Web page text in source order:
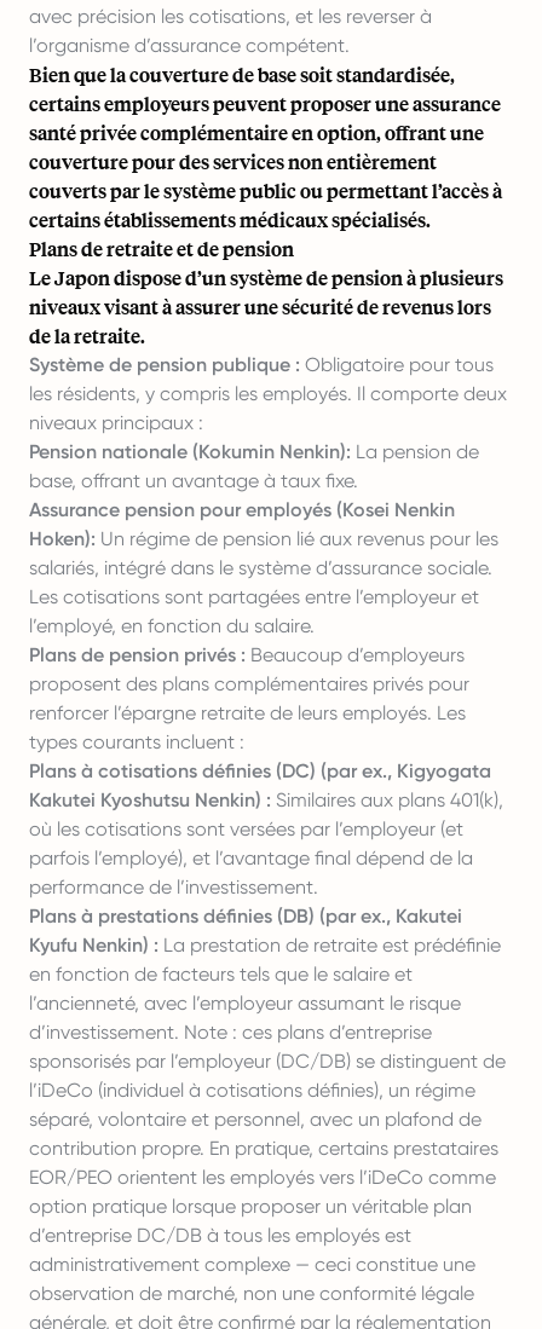
avec précision les cotisations, et les reverser à
l’organisme d’assurance compétent.
Bien que la couverture de base soit standardisée,
certains employeurs peuvent proposer une assurance
santé privée complémentaire en option, offrant une
couverture pour des services non entièrement
couverts par le système public ou permettant l’accès à
certains établissements médicaux spécialisés.
Plans de retraite et de pension
Le Japon dispose d’un système de pension à plusieurs
niveaux visant à assurer une sécurité de revenus lors
de la retraite.
Système de pension publique : Obligatoire pour tous
les résidents, y compris les employés. Il comporte deux
niveaux principaux :
Pension nationale (Kokumin Nenkin): La pension de
base, offrant un avantage à taux fixe.
Assurance pension pour employés (Kosei Nenkin
Hoken): Un régime de pension lié aux revenus pour les
salariés, intégré dans le système d’assurance sociale.
Les cotisations sont partagées entre l’employeur et
l’employé, en fonction du salaire.
Plans de pension privés : Beaucoup d’employeurs
proposent des plans complémentaires privés pour
renforcer l’épargne retraite de leurs employés. Les
types courants incluent :
Plans à cotisations définies (DC) (par ex., Kigyogata
Kakutei Kyoshutsu Nenkin) : Similaires aux plans 401(k),
où les cotisations sont versées par l’employeur (et
parfois l’employé), et l’avantage final dépend de la
performance de l’investissement.
Plans à prestations définies (DB) (par ex., Kakutei
Kyufu Nenkin) : La prestation de retraite est prédéfinie
en fonction de facteurs tels que le salaire et
l’ancienneté, avec l’employeur assumant le risque
d’investissement. Note : ces plans d’entreprise
sponsorisés par l’employeur (DC/DB) se distinguent de
l’iDeCo (individuel à cotisations définies), un régime
séparé, volontaire et personnel, avec un plafond de
contribution propre. En pratique, certains prestataires
EOR/PEO orientent les employés vers l’iDeCo comme
option pratique lorsque proposer un véritable plan
d’entreprise DC/DB à tous les employés est
administrativement complexe — ceci constitue une
observation de marché, non une conformité légale
générale, et doit être confirmé par la réglementation